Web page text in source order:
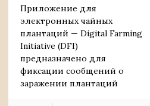
Приложение для
электронных чайных
плантаций — Digital Farming
Initiative (DFI)
предназначено для
фиксации сообщений о
заражении плантаций